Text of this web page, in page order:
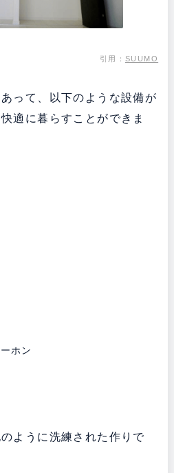
引用：SUUMO
って、以下のような設備が
適に暮らすことができま
ホン
ように洗練された作りで